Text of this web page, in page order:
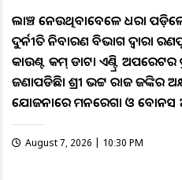
ଲାଞ୍ଚ ନେଉଥିବାବେଳେ ଧରା
ଦୁର୍ନୀତି ନିବାରଣ ବିଭାଗ ଦ୍ୱାରା
ଆକାଉଣ୍ଟ କମ୍ ଡାଟା ଏଣ୍ଟ୍ରି
ଜଣାପଡିଛି। ଶ୍ରୀ ଭଟ୍ଟ ରାଜ ଜଙ୍କିଆର
ଯୋଜନାରେ ମନରେଗା ଓ ବୋନସ
August 7, 2026 | 10:30 PM